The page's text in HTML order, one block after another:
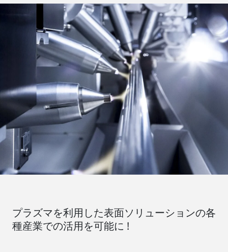
プラズマを利用した表面ソリューションの各
種産業での活用を可能に !